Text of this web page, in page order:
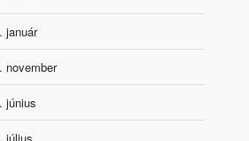
január
november
június